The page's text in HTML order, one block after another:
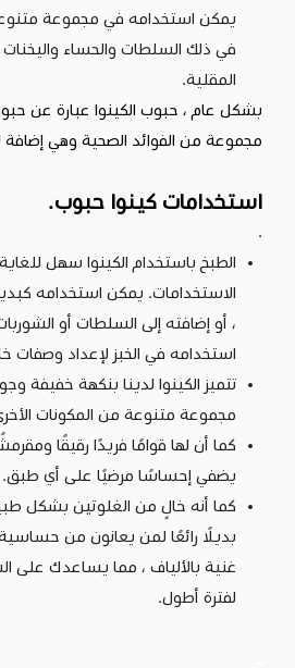
يمكن استخدامه في مجموعة
في ذلك السلطات والحساء
المقلية.
بشكل عام ، حبوب الكينوا عبارة عن
مجموعة من الفوائد الصحية وهي إضافة
استخدامات كينوا حبوب.
.
الطبخ باستخدام الكينوا سهل
الاستخدامات. يمكن استخدامه
، أو إضافته إلى السلطات أو
استخدامه في الخبز لإعداد وصفات
تتميز الكينوا لدينا بنكهة خفيفة
مجموعة متنوعة من المكونات
كما أن لها قوامًا فريدًا رقيقًا
يضفي إحساسًا مرضيًا على أي طبق.
كما أنه خالٍ من الغلوتين بشكل
بديلًا رائعًا لمن يعانون من حساسية
غنية بالألياف ، مما يساعدك على
لفترة أطول.